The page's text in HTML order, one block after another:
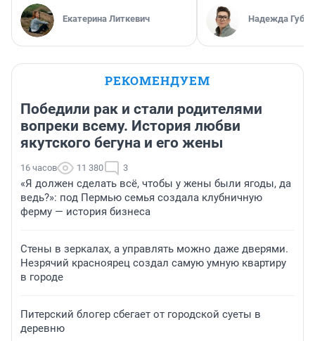
Екатерина Литкевич Надежда
РЕКОМЕНДУЕМ
Победили рак и стали родителями
вопреки всему. История любви
якутского бегуна и его жены
16 часов 11 380 3
«Я должен сделать всё, чтобы у жены были ягоды, да
ведь?»: под Пермью семья создала клубничную
ферму — история бизнеса
Стены в зеркалах, а управлять можно даже дверями.
Незрячий красноярец создал самую умную квартиру
в городе
Питерский блогер сбегает от городской суеты в
деревню